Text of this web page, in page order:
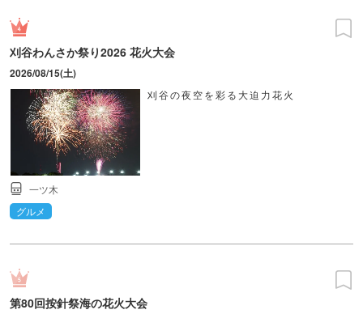
刈谷わんさか祭り2026 花火大会
2026/08/15(土)
刈谷の夜空を彩る大迫力花火
一ツ木
グルメ
第80回按針祭海の花火大会